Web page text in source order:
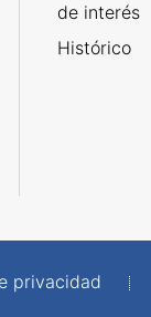
de interés
Histórico
privacidad